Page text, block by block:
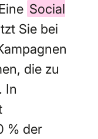
Social
Sie bei
die zu
In
% der